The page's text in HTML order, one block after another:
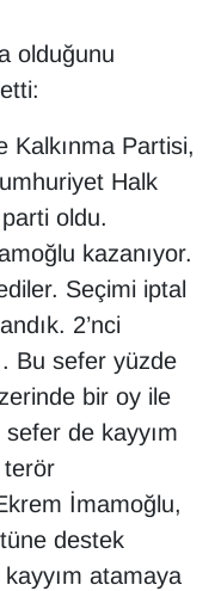
olduğunu
Kalkınma Partisi,
Halk
oldu.
kazanıyor.
Seçimi iptal
2’nci
Bu sefer yüzde
bir oy ile
de kayyım
terör
İmamoğlu,
destek
atamaya